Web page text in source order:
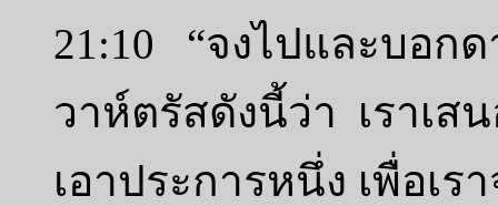
21:10 “จงไปและบอก
วาห์ตรัสดังนี้ว่า เราเส
เอาประการหนึ่ง เพื่อเร